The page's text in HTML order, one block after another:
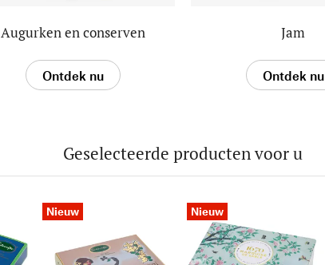
Augurken en conserven
Ontdek nu
Jam
Ontdek nu
Geselecteerde producten voor u
Nieuw Nieuw